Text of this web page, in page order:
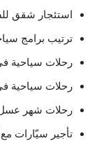
استئجار شقق
ترتيب برامج
رحلات سياحية
رحلات سياحية
رحلات شهر عسل
تأجير سيّارات